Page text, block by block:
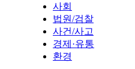
사회
법원/검찰
사건/사고
경제·유통
환경